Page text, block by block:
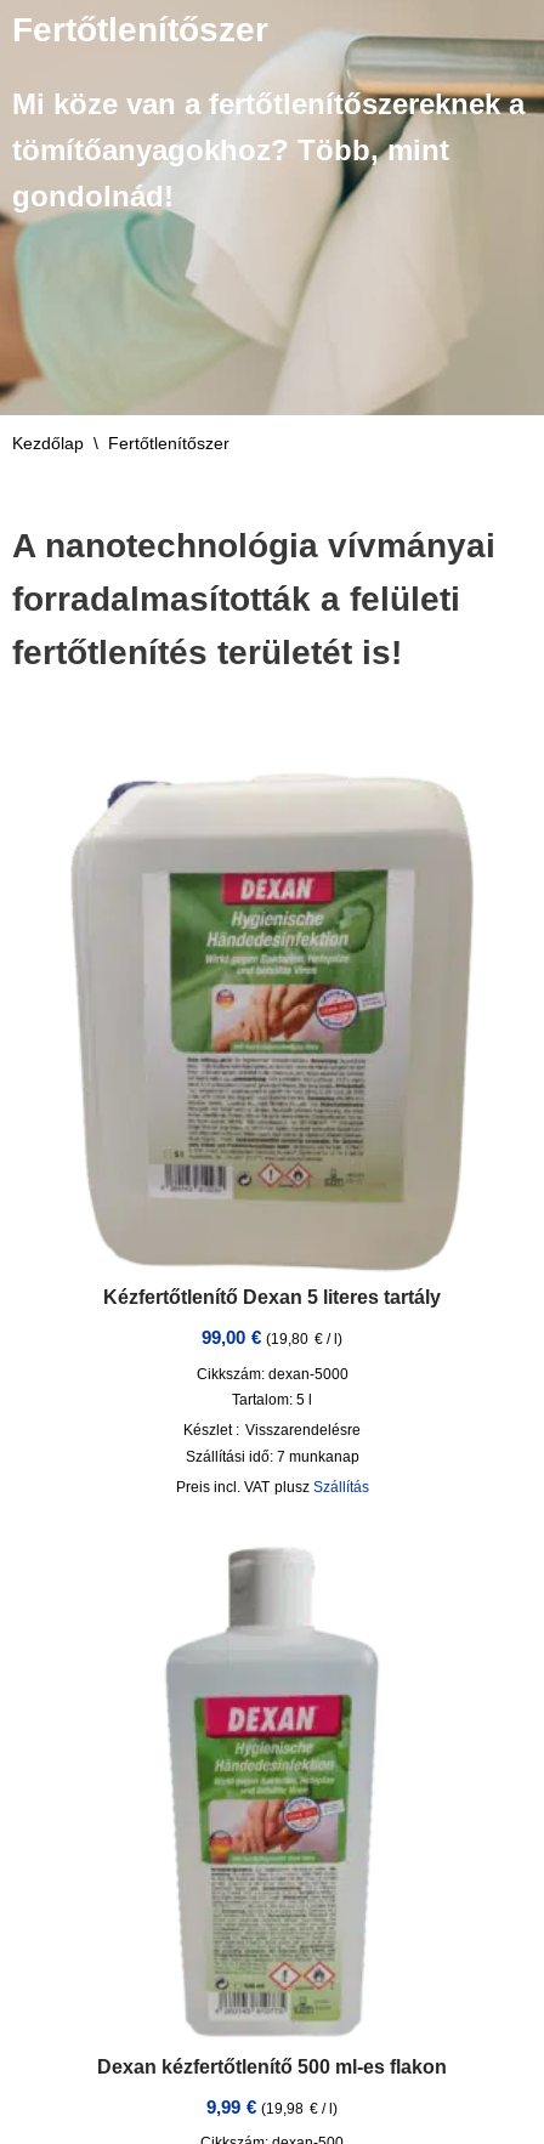
Fertőtlenítőszer
Mi köze van a fertőtlenítőszereknek a
tömítőanyagokhoz? Több, mint
gondolnád!
Kezdőlap \ Fertőtlenítőszer
A nanotechnológia vívmányai
forradalmasították a felületi
fertőtlenítés területét is!
Kézfertőtlenítő Dexan 5 literes tartály
99,00 € (19,80 € / )
Cikkszám: dexan-5000
Tartalom: 5 l
Készlet : Visszarendelésre
Szállítási idő: 7 munkanap
incl. VAT plusz Szállítás
Dexan kézfertőtlenítő 500 ml-es flakon
9,99 € (19,98 € /l)